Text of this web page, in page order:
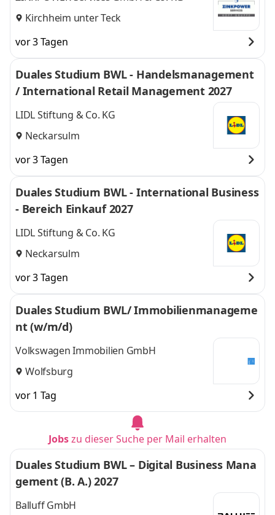
Kirchheim unter Teck
vor 3 Tagen
Duales Studium BWL - Handelsmanagement
/ International Retail Management 2027
LIDL Stiftung & Co. KG
Neckarsulm
vor 3 Tagen
Duales Studium BWL - International Business
- Bereich Einkauf 2027
LIDL Stiftung & Co. KG
Neckarsulm
vor 3 Tagen
Duales Studium BWL/ Immobilienmanageme
nt (w/m/d)
Volkswagen Immobilien GmbH
Wolfsburg
vor 1 Tag
Jobszu dieser Suche per Mail erhalten
Duales Studium BWL – Digital Business Mana
gement (B. A.) 2027
Balluff GmbH